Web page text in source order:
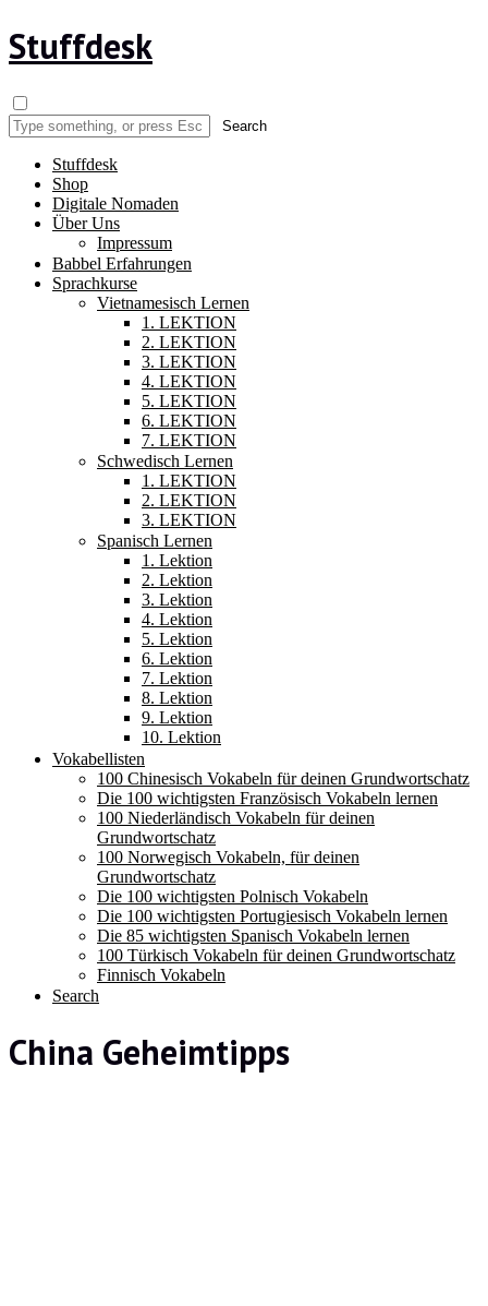
Stuffdesk
Stuffdesk
Shop
Digitale Nomaden
Über Uns
Impressum
Babbel Erfahrungen
Sprachkurse
Vietnamesisch Lernen
1. LEKTION
2. LEKTION
3. LEKTION
4. LEKTION
5. LEKTION
6. LEKTION
7. LEKTION
Schwedisch Lernen
1. LEKTION
2. LEKTION
3. LEKTION
Spanisch Lernen
1. Lektion
2. Lektion
3. Lektion
4. Lektion
5. Lektion
6. Lektion
7. Lektion
8. Lektion
9. Lektion
10. Lektion
Vokabellisten
100 Chinesisch Vokabeln für deinen Grundwortschatz
Die 100 wichtigsten Französisch Vokabeln lernen
100 Niederländisch Vokabeln für deinen
Grundwortschatz
100 Norwegisch Vokabeln, für deinen
Grundwortschatz
Die 100 wichtigsten Polnisch Vokabeln
Die 100 wichtigsten Portugiesisch Vokabeln lernen
Die 85 wichtigsten Spanisch Vokabeln lernen
100 Türkisch Vokabeln für deinen Grundwortschatz
Finnisch Vokabeln
Search
China Geheimtipps